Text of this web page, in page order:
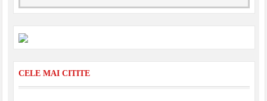
CELE MAI CITITE